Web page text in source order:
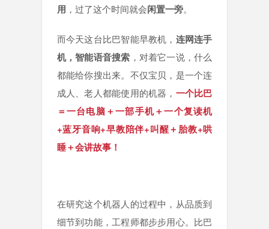
用 ，过了这个时间就会闲置一旁。
而今天这台比巴智能早教机， 连网连手
机，智能语音搜索 ，对着它一说，什么
都能给你搜出来。不仅宝贝，是一个连
成人、老人都能使用的机器， 一个比巴
＝一台电脑＋一部手机＋一个复读机
+蓝牙音响+早教陪伴+叫醒＋胎教+哄
睡＋会讲故事！
在研究这个机器人的过程中，从品质到
细节到功能，工程师都步步用心。比巴